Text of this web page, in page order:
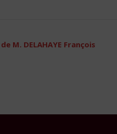
M. DELAHAYE François